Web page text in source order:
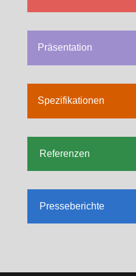
Präsentation
Spezifikationen
Referenzen
Presseberichte